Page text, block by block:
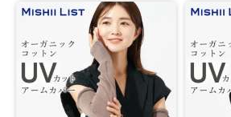
抜きます。